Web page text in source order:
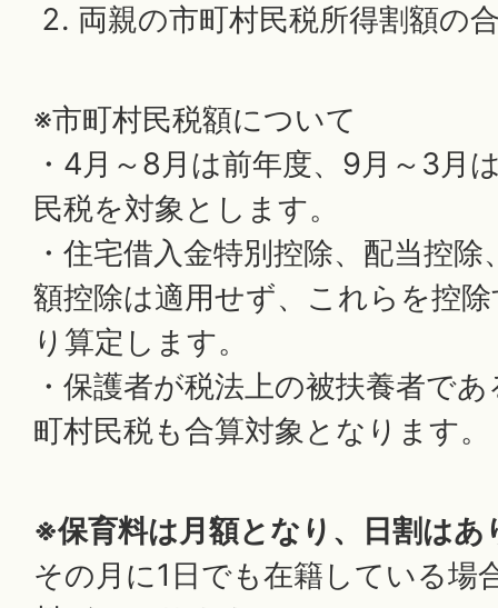
両親の市町村民税所得割額の
※市町村民税額について
・4月～8月は前年度、9月～3月
民税を対象とします。
・住宅借入金特別控除、配当控
額控除は適用せず、これらを控
り算定します。
・保護者が税法上の被扶養者で
町村民税も合算対象となります。
※保育料は月額となり、日割はあ
その月に1日でも在籍している場